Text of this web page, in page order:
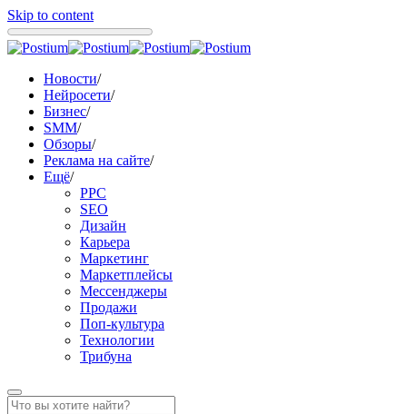
Skip to content
Новости/
Нейросети/
Бизнес/
SMM/
Обзоры/
Реклама на сайте/
Ещё/
PPC
SEO
Дизайн
Карьера
Маркетинг
Маркетплейсы
Мессенджеры
Продажи
Поп-культура
Технологии
Трибуна